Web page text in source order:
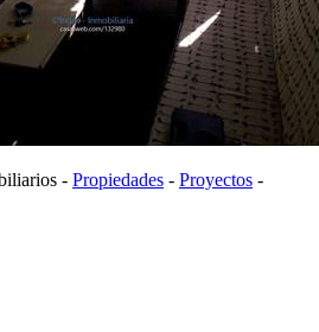
- Propiedades - Proyectos -